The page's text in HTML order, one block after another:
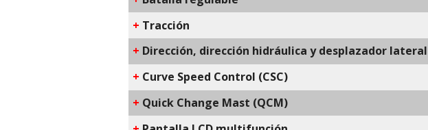
+ Tracción
+ Dirección, dirección hidráulica y desplazador lateral
+ C​urve Speed Control​ (CSC)
+ Q​uick Change Mast​ (QCM)